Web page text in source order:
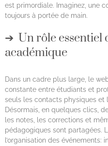
est primordiale. Imaginez, une
toujours à portée de main.
Un rôle essentiel
académique
Dans un cadre plus large, le
constante entre étudiants et
seuls les contacts physiques et
Désormais, en quelques clics,
les notes, les corrections et
pédagogiques sont partagées.
l’organisation des événements: